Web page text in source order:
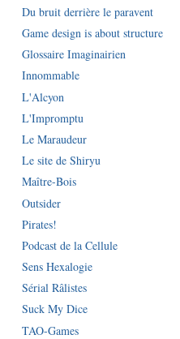
Du bruit derrière le paravent
Game design is about structure
Glossaire Imaginairien
Innommable
L'Alcyon
L'Impromptu
Le Maraudeur
Le site de Shiryu
Maître-Bois
Outsider
Pirates!
Podcast de la Cellule
Sens Hexalogie
Sérial Râlistes
Suck My Dice
TAO-Games